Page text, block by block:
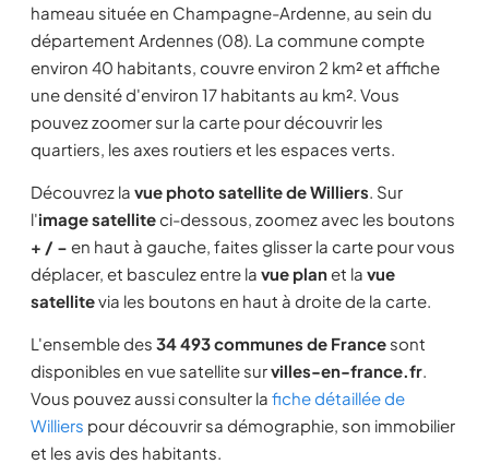
hameau située en Champagne-Ardenne, au sein du
département Ardennes (08). La commune compte
environ 40 habitants, couvre environ 2 km² et affiche
une densité d'environ 17 habitants au km². Vous
pouvez zoomer sur la carte pour découvrir les
quartiers, les axes routiers et les espaces verts.
Découvrez la vue photo satellite de Williers. Sur
l'image satelliteci-dessous, zoomez avec les boutons
+ / − en haut à gauche, faites glisser la carte pour vous
déplacer, et basculez entre la vue planet la vue
satellitevia les boutons en haut à droite de la carte.
L'ensemble des 34 493 communes de France sont
disponibles en vue satellite survilles-en-france.fr.
Vous pouvez aussi consulter la fiche détaillée de
Williers pour découvrir sa démographie, son immobilier
et les avis des habitants.